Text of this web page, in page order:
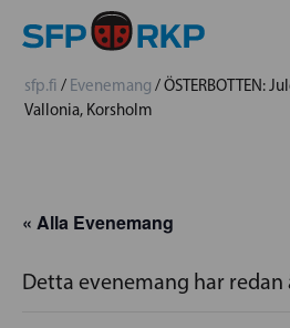
sfp.fi / Evenemang /ÖSTERBOTTEN:
Vallonia, Korsholm
« Alla Evenemang
Detta evenemang har